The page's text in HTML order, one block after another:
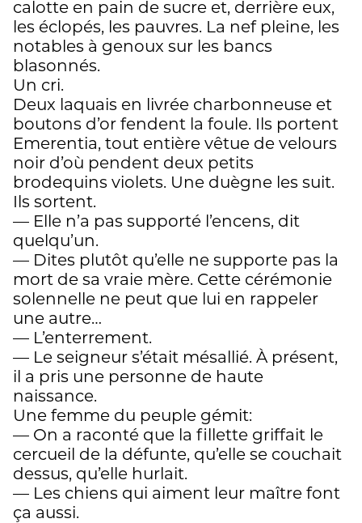
calotte en pain de sucre et, derrière eux,
les éclopés, les pauvres. La nef pleine, les
notables à genoux sur les bancs
blasonnés.
Un cri.
Deux laquais en livrée charbonneuse et
boutons d’or fendent la foule. Ils portent
Emerentia, tout entière vêtue de velours
noir d’où pendent deux petits
brodequins violets. Une duègne les suit.
Ils sortent.
— Elle n’a pas supporté l’encens, dit
quelqu’un.
— Dites plutôt qu’elle ne supporte pas la
mort de sa vraie mère. Cette cérémonie
solennelle ne peut que lui en rappeler
une autre…
— L’enterrement.
— Le seigneur s’était mésallié. À présent,
il a pris une personne de haute
naissance.
Une femme du peuple gémit:
— On a raconté que la fillette griffait le
cercueil de la défunte, qu’elle se couchait
dessus, qu’elle hurlait.
— Les chiens qui aiment leur maître font
ça aussi.